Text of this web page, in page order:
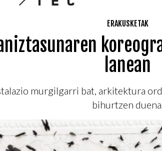
ERAKUSKETAK
lanean
murgilgarri bat, arkitektura
bihurtzen duena.